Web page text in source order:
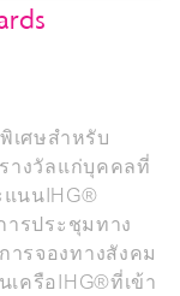
เศษสำหรับ
างวัลแก่บุคคลที่
แนนIHG®
ารประชุมทาง
ารจองทางสังคม
เครือIHG®ที่เข้า